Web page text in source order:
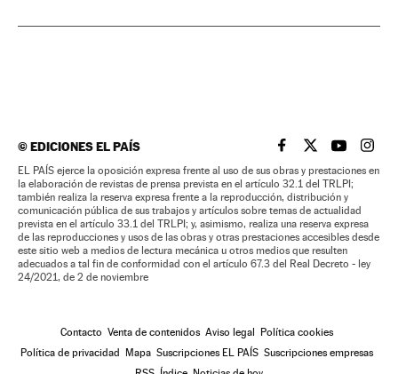
©EDICIONES EL PAÍS EL PAÍS BRASIL EN
EL PAÍSEL PAÍS
EL
EL PAÍS ejerce la oposición expresa frente al uso de sus obras y prestaciones en
la elaboración de revistas de prensa prevista en el artículo 32.1 del TRLPI;
también realiza la reserva expresa frente a la reproducción, distribución y
comunicación pública de sus trabajos y artículos sobre temas de actualidad
prevista en el artículo 33.1 del TRLPI; y, asimismo, realiza una reserva expresa
de las reproducciones y usos de las obras y otras prestaciones accesibles desde
este sitio web a medios de lectura mecánica u otros medios que resulten
adecuados a tal fin de conformidad con el artículo 67.3 del Real Decreto - ley
24/2021, de 2 de noviembre
Contacto Venta de contenidos Aviso legal
Política cookies
Política de privacidad
Mapa Suscripciones EL PAÍS Suscripciones empresas